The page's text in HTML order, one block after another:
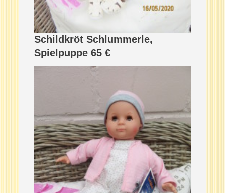
Schildkröt Schlummerle,
Spielpuppe 65 €